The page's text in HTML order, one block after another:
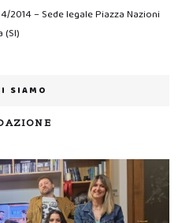
2014 – Sede legale Piazza Nazioni
(SI)
SIAMO